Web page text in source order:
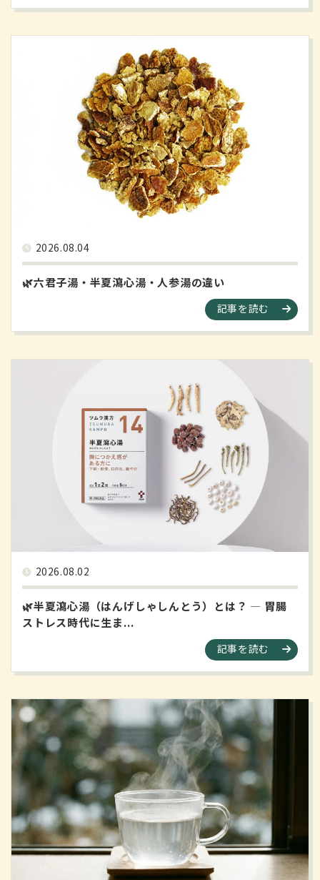
2026.08.04
🌿六君子湯・半夏瀉心湯・人参湯の違い
記事を読む
2026.08.02
🌿半夏瀉心湯（はんげしゃしんとう）とは？ ― 胃腸
ストレス時代に生ま...
記事を読む